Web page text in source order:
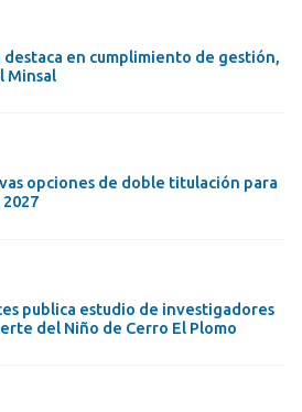
en cumplimiento de gestión,
Minsal
opciones de doble titulación para
publica estudio de investigadores
del Niño de Cerro El Plomo